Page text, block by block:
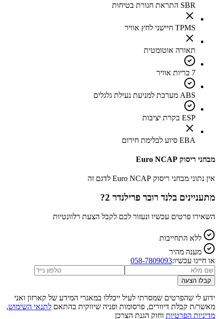
SBR התראת חגורת בטיחות
TPMS חיישני לחץ אוויר
תאורה אוטומטית
7 כריות אוויר
ABS מערכת למניעת נעילת גלגלים
ESP בקרת יציבות
EBA סיוע לבלימת חירום
מבחני ריסוק Euro NCAP
אין נתוני מבחני ריסוק Euro NCAP לדגם זה
מתעניינים בלנד רובר פרילנדר 2 ?
השאירו פרטים עכשיו ונעזור לכם לקבל הצעת רלוונטיות
ללא התחייבות
מענה מהיר
או חייגו עכשיו:058-7809093
קבלו הצעה
ידוע לי שהפרטים שמסרתי לעיל ייכללו במאגרי המידע של קארזון ואני
מאשר/ת קבלת דיוורים, פרסומות ופניה שיווקית בהתאם לתנאי השימוש,
מדיניות הפרטיות וחוק הגנת הצרכן